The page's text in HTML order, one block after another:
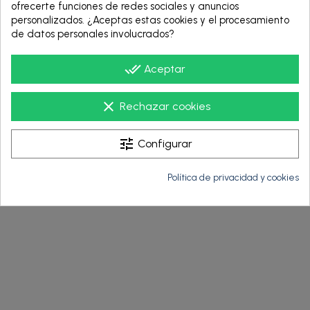
pistola Ultra-Lite. Confía en la tecnología de Graco y
el soporte experto deINDUUSpara llevar tus
proyectos al siguiente nivel.
ofrecerte funciones de redes sociales y anuncios
personalizados. ¿Aceptas estas cookies y el procesamiento
de datos personales involucrados?
done_all Aceptar
clear Rechazar cookies
tune Configurar
Política de privacidad y cookies